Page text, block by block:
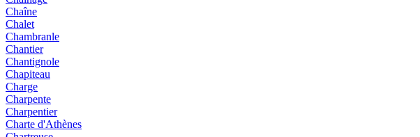
Chaîne
Chalet
Chambranle
Chantier
Chantignole
Chapiteau
Charge
Charpente
Charpentier
Charte d'Athènes